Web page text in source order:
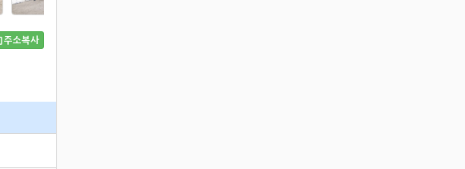
주소복사